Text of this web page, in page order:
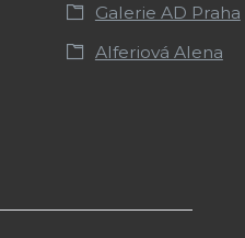
Galerie AD Praha
Alferiová Alena